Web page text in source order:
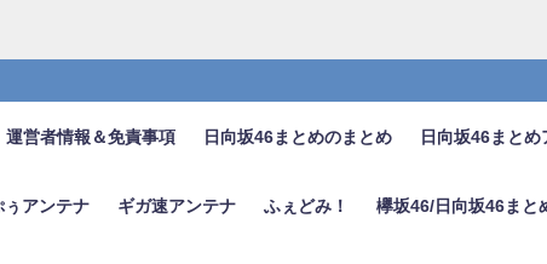
営者情報＆免責事項 日向坂46まとめのまとめ 日向坂46まとめ
ぅアンテナ ギガ速アンテナ ふぇどみ！ 欅坂46/日向坂46まと